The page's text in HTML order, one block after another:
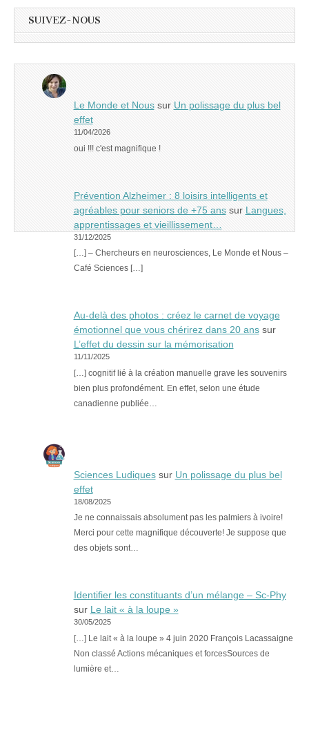
SUIVEZ-NOUS
Le Monde et Noussur Un polissage du plus bel
effet
11/04/2026
oui !!! c'est magnifique !
Prévention Alzheimer : 8 loisirs intelligents et
agréables pour seniors de +75 anssur Langues,
apprentissages et vieillissement…
31/12/2025
[…] – Chercheurs en neurosciences, Le Monde et Nous –
Café Sciences […]
Au-delà des photos : créez le carnet de voyage
émotionnel que vous chérirez dans 20 anssur
L’effet du dessin sur la mémorisation
11/11/2025
[…] cognitif lié à la création manuelle grave les souvenirs
bien plus profondément. En effet, selon une étude
canadienne publiée…
Sciences Ludiquessur Un polissage du plus bel
effet
18/08/2025
Je ne connaissais absolument pas les palmiers à ivoire!
Merci pour cette magnifique découverte! Je suppose que
des objets sont…
Identifier les constituants d’un mélange – Sc-Phy
sur Le lait « à la loupe »
30/05/2025
[…] Le lait « à la loupe » 4 juin 2020 François Lacassaigne
Non classé Actions mécaniques et forcesSources de
lumière et…